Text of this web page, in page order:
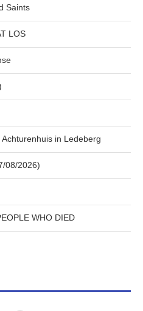
Saints
LOS
in Ledeberg
08/2026)
WHO DIED